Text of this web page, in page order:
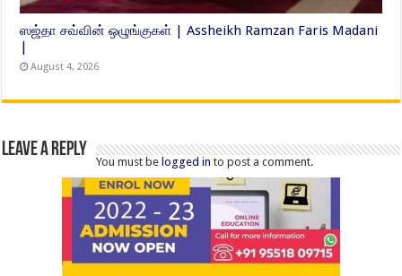
ஸஜ்தா சவ்வின் ஒழுங்குகள் | Assheikh Ramzan Faris Madani
|
August 4, 2026
Leave a Reply
You must belogged in to post a comment.